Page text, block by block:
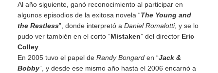
Al año siguiente, ganó reconocimiento al participar en
algunos episodios de la exitosa novela “The Young and
the Restless”, donde interpretó a Daniel Romalotti, y se lo
pudo ver también en el corto “Mistaken” del director Eric
Colley
En 2005 tuvo el papel de Randy Bongard en “Jack &
Bobby”, y desde ese mismo año hasta el 2006 encarnó a